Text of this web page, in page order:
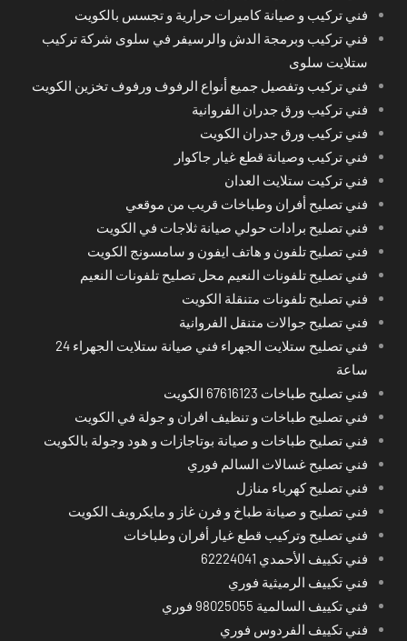
فني تركيب و صيانة كاميرات حرارية و تجسس بالكويت
فني تركيب وبرمجة الدش والرسيفر في سلوى شركة تركيب
ستلايت سلوى
فني تركيب وتفصيل جميع أنواع الرفوف ورفوف تخزين الكويت
فني تركيب ورق جدران الفروانية
فني تركيب ورق جدران الكويت
فني تركيب وصيانة قطع غيار جاكوار
فني تركيت ستلايت العدان
فني تصليح أفران وطباخات قريب من موقعي
فني تصليح برادات حولي صيانة ثلاجات في الكويت
فني تصليح تلفون و هاتف ايفون و سامسونج الكويت
فني تصليح تلفونات النعيم محل تصليح تلفونات النعيم
فني تصليح تلفونات متنقلة الكويت
فني تصليح جوالات متنقل الفروانية
فني تصليح ستلايت الجهراء فني صيانة ستلايت الجهراء 24
ساعة
فني تصليح طباخات 67616123 الكويت
فني تصليح طباخات و تنظيف افران و جولة في الكويت
فني تصليح طباخات و صيانة بوتاجازات و هود وجولة بالكويت
فني تصليح غسالات السالم فوري
فني تصليح كهرباء منازل
فني تصليح و صيانة طباخ و فرن غاز و مايكرويف الكويت
فني تصليح وتركيب قطع غيار أفران وطباخات
فني تكييف الأحمدي 62224041
فني تكييف الرميثية فوري
فني تكييف السالمية 98025055 فوري
فني تكييف الفردوس فوري